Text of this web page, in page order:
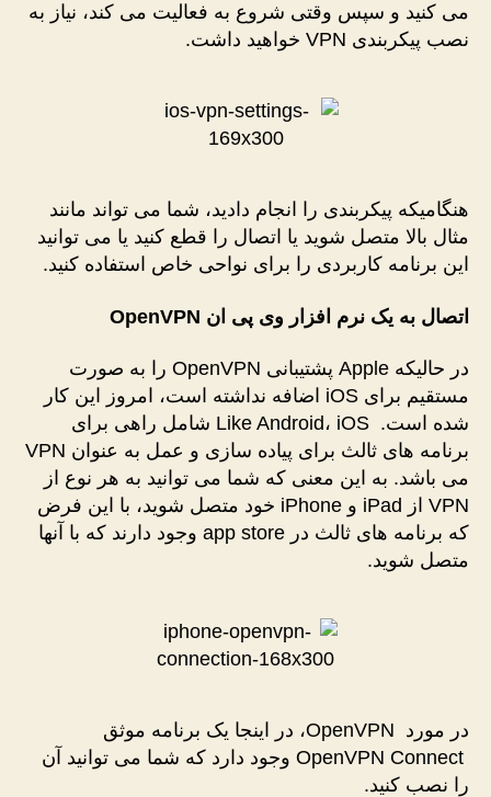
می کنید و سپس وقتی شروع به فعالیت می کند، نیاز به
نصب پیکربندی VPN خواهید داشت.
هنگامیکه پیکربندی را انجام دادید، شما می تواند مانند
مثال بالا متصل شوید یا اتصال را قطع کنید یا می توانید
این برنامه کاربردی را برای نواحی خاص استفاده کنید.
اتصال به یک نرم افزار وی پی ان OpenVPN
در حالیکه Apple پشتیبانی OpenVPN را به صورت
مستقیم برای iOS اضافه نداشته است، امروز این کار
شده است. Like Android، iOS شامل راهی برای
برنامه های ثالث برای پیاده سازی و عمل به عنوان VPN
می باشد. به این معنی که شما می توانید به هر نوع از
VPN از iPad و iPhone خود متصل شوید، با این فرض
که برنامه های ثالث در app store وجود دارند که با آنها
متصل شوید.
در مورد OpenVPN، در اینجا یک برنامه موثق
OpenVPN Connect وجود دارد که شما می توانید آن
را نصب کنید.